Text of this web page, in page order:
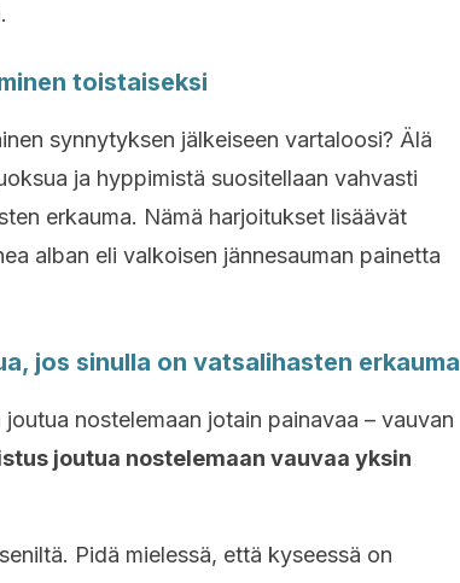
toistaiseksi
synnytyksen jälkeiseen vartaloosi? Älä
ja hyppimistä suositellaan vahvasti
erkauma. Nämä harjoitukset lisäävät
alban eli valkoisen jännesauman painetta
jos sinulla on vatsalihasten erkauma
nostelemaan jotain painavaa – vauvan
joutua nostelemaan vauvaa yksin
Pidä mielessä, että kyseessä on